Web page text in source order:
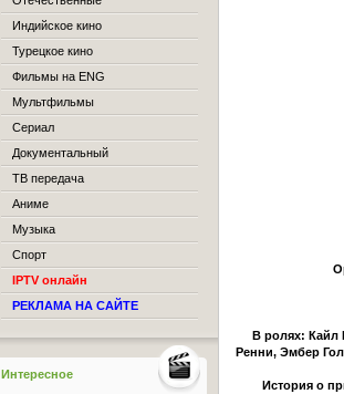
В ролях: Кайл
Ренни, Эмбер
История о
Индийское кино
Турецкое кино
Фильмы на ENG
Мультфильмы
Сериал
Документальный
ТВ передача
Аниме
Музыка
Спорт
IPTV онлайн
РЕКЛАМА НА САЙТЕ
Интересное